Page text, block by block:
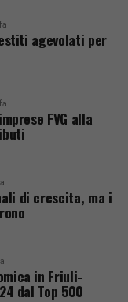
agevolati per
FVG alla
di crescita, ma i
in Friuli-
dal Top 500